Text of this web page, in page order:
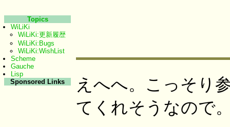
えへへ。こっそり
てくれそうなので
Topics
WiLiKi
WiLiKi:更新履歴
WiLiKi:Bugs
WiLiKi:WishList
Scheme
Gauche
Lisp
Sponsored Links